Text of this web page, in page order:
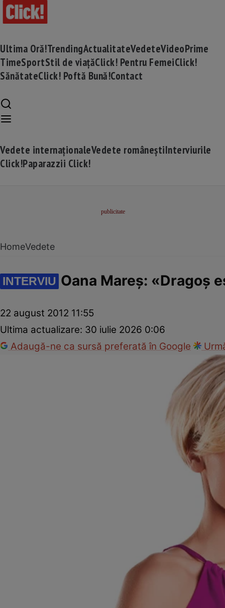
Ultima Oră!TrendingActualitateVedeteVideoPrime
TimeSportStil de viațăClick! Pentru FemeiClick!
SănătateClick! Poftă Bună!Contact
Vedete internaționaleVedete româneștiInterviurile
Click!Paparazzii Click!
HomeVedete
INTERVIU Oana Mareş: «Dragoş
22 august 2012 11:55
Ultima actualizare: 30 iulie 2026 0:06
Adaugă-ne ca sursă preferată în Google